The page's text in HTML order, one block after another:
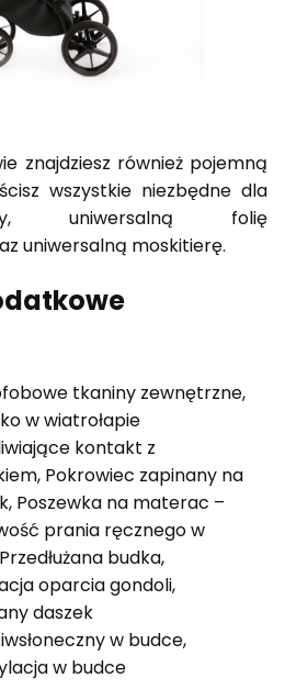
znajdziesz również pojemną
wszystkie niezbędne dla
uniwersalną folię
uniwersalną moskitierę.
tkaniny zewnętrzne,
w wiatrołapie
kontakt z
Pokrowiec zapinany na
Poszewka na materac –
prania ręcznego w
budka,
oparcia gondoli,
daszek
w budce,
w budce